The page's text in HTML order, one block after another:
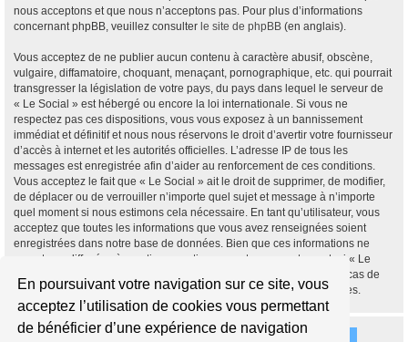
En poursuivant votre navigation sur ce site, vous
acceptez l’utilisation de cookies vous permettant
de bénéficier d’une expérience de navigation
nous acceptons et que nous n’acceptons pas. Pour plus d’informations
concernant phpBB, veuillez consulter le site de phpBB (en anglais).
Vous acceptez de ne publier aucun contenu à caractère abusif, obscène,
vulgaire, diffamatoire, choquant, menaçant, pornographique, etc. qui pourrait
transgresser la législation de votre pays, du pays dans lequel le serveur de
« Le Social » est hébergé ou encore la loi internationale. Si vous ne
respectez pas ces dispositions, vous vous exposez à un bannissement
immédiat et définitif et nous nous réservons le droit d’avertir votre fournisseur
d’accès à internet et les autorités officielles. L’adresse IP de tous les
messages est enregistrée afin d’aider au renforcement de ces conditions.
Vous acceptez le fait que « Le Social » ait le droit de supprimer, de modifier,
de déplacer ou de verrouiller n’importe quel sujet et message à n’importe
quel moment si nous estimons cela nécessaire. En tant qu’utilisateur, vous
acceptez que toutes les informations que vous avez renseignées soient
enregistrées dans notre base de données. Bien que ces informations ne
seront pas diffusées à une tierce partie sans votre consentement, ni « Le
Social », ni phpBB, ne pourront être tenus comme responsables en cas de
tentative de piratage informatique visant à compromettre vos données.